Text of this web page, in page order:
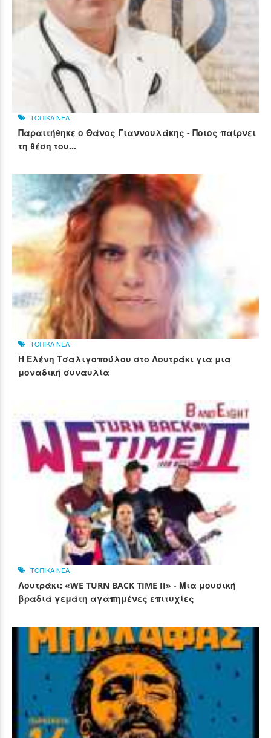
ΤΟΠΙΚΑ ΝΕΑ
Παραιτήθηκε ο Θάνος Γιαννουλάκης - Ποιος παίρνει
τη θέση του...
ΤΟΠΙΚΑ ΝΕΑ
Η Ελένη Τσαλιγοπούλου στο Λουτράκι για μια
μοναδική συναυλία
ΤΟΠΙΚΑ ΝΕΑ
Λουτράκι: «WE TURN BACK TIME II» - Μια μουσική
βραδιά γεμάτη αγαπημένες επιτυχίες